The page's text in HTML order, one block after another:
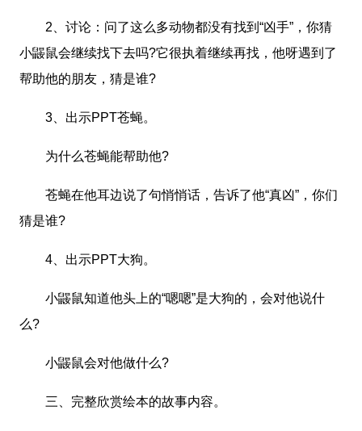
2、讨论：问了这么多动物都没有找到“凶手”，你猜
小鼹鼠会继续找下去吗?它很执着继续再找，他呀遇到了
帮助他的朋友，猜是谁?
3、出示PPT苍蝇。
为什么苍蝇能帮助他?
苍蝇在他耳边说了句悄悄话，告诉了他“真凶”，你们
猜是谁?
4、出示PPT大狗。
小鼹鼠知道他头上的“嗯嗯”是大狗的，会对他说什
么?
小鼹鼠会对他做什么?
三、完整欣赏绘本的故事内容。